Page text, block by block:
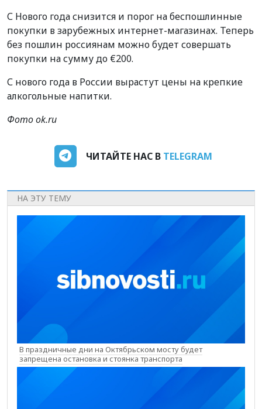
С Нового года снизится и порог на беспошлинные
покупки в зарубежных интернет-магазинах. Теперь
без пошлин россиянам можно будет совершать
покупки на сумму до €200.
С нового года в России вырастут цены на крепкие
алкогольные напитки.
Фото ok.ru
ЧИТАЙТЕ НАС В TELEGRAM
НА ЭТУ ТЕМУ
В праздничные дни на Октябрьском мосту будет
запрещена остановка и стоянка транспорта